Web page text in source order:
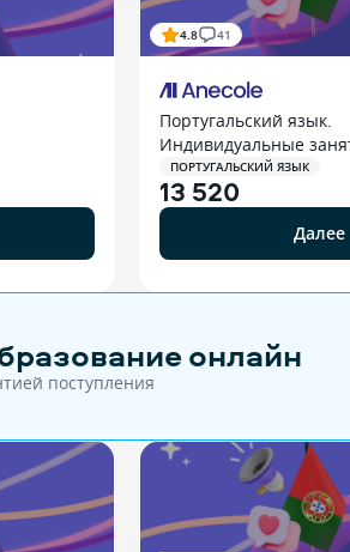
4.8 41
Португальский язык.
Индивидуальные
ПОРТУГАЛЬСКИЙ ЯЗЫК
13 520
Далее
онлайн
поступления